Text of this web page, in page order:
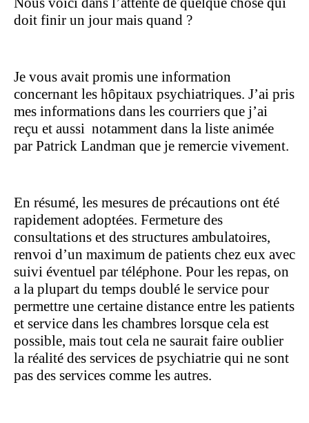
doit finir un jour mais quand ?
Je vous avait promis une information
concernant les hôpitaux psychiatriques. J’ai pris
mes informations dans les courriers que j’ai
reçu et aussi notamment dans la liste animée
par Patrick Landman que je remercie vivement.
En résumé, les mesures de précautions ont été
rapidement adoptées. Fermeture des
consultations et des structures ambulatoires,
renvoi d’un maximum de patients chez eux avec
suivi éventuel par téléphone. Pour les repas, on
a la plupart du temps doublé le service pour
permettre une certaine distance entre les patients
et service dans les chambres lorsque cela est
possible, mais tout cela ne saurait faire oublier
la réalité des services de psychiatrie qui ne sont
pas des services comme les autres.